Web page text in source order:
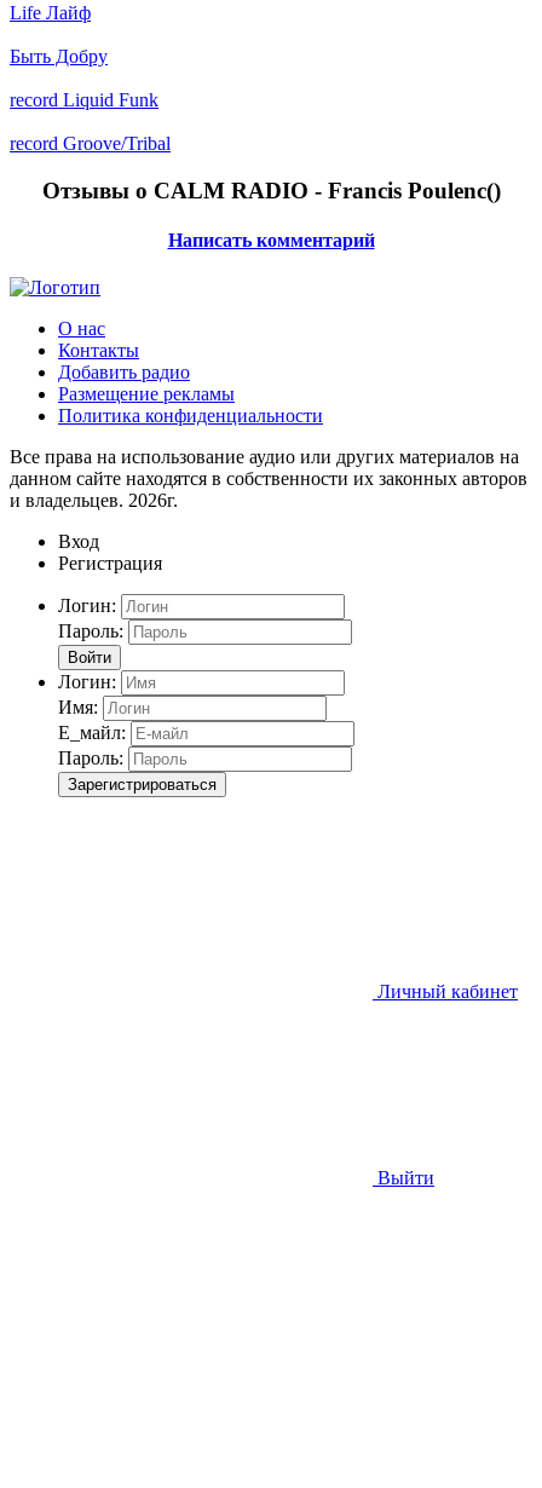
Life Лайф
Быть Добру
record Liquid Funk
record Groove/Tribal
Отзывы о CALM RADIO - Francis Poulenc()
Написать комментарий
О нас
Контакты
Добавить радио
Размещение рекламы
Политика конфиденциальности
Все права на использование аудио или других материалов на
данном сайте находятся в собственности их законных авторов
и владельцев. 2026г.
Вход
Регистрация
Логин:
Пароль:
Войти
Логин:
Имя:
Е_майл:
Пароль:
Зарегистрироваться
Личный кабинет
Выйти